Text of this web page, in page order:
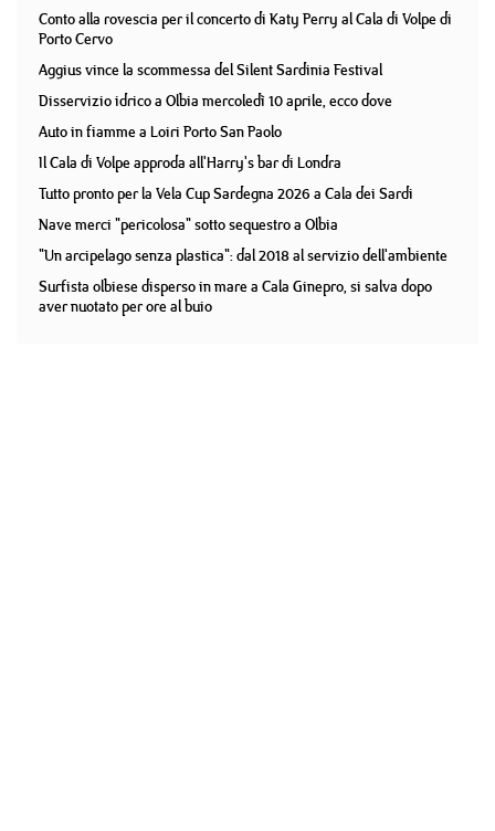
Conto alla rovescia per il concerto di Katy Perry al Cala di Volpe di
Porto Cervo
Aggius vince la scommessa del Silent Sardinia Festival
Disservizio idrico a Olbia mercoledì 10 aprile, ecco dove
Auto in fiamme a Loiri Porto San Paolo
Il Cala di Volpe approda all'Harry's bar di Londra
Tutto pronto per la Vela Cup Sardegna 2026 a Cala dei Sardi
Nave merci "pericolosa" sotto sequestro a Olbia
"Un arcipelago senza plastica": dal 2018 al servizio dell'ambiente
Surfista olbiese disperso in mare a Cala Ginepro, si salva dopo
aver nuotato per ore al buio